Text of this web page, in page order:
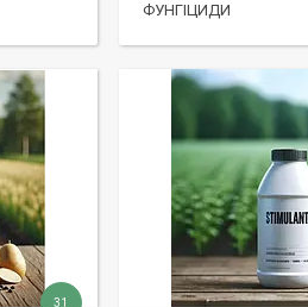
ФУНГІЦИДИ
31